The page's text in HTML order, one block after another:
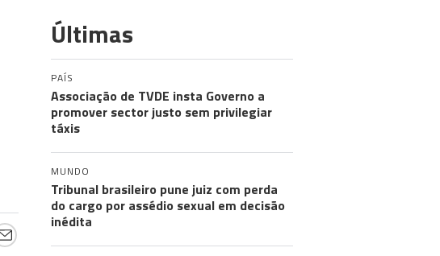
Últimas
PAÍS
Associação de TVDE insta Governo a
promover sector justo sem privilegiar
táxis
MUNDO
Tribunal brasileiro pune juiz com perda
do cargo por assédio sexual em decisão
inédita